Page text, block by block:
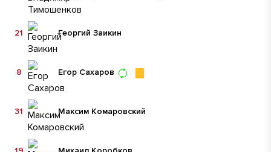
Георгий Заикин
21
Егор Сахаров
8
Максим Комаровский
31